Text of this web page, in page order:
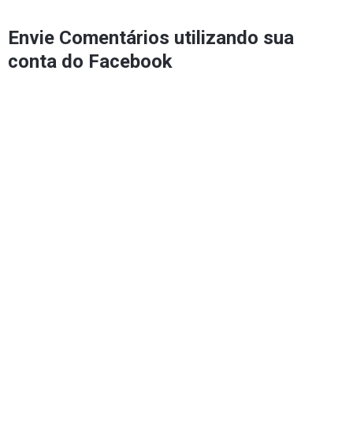
Envie Comentários utilizando sua
conta do Facebook